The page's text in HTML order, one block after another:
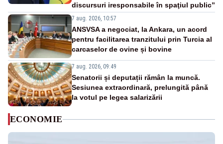
discursuri iresponsabile în spaţiul public”
7 aug. 2026, 10:57
ANSVSA a negociat, la Ankara, un acord
pentru facilitarea tranzitului prin Turcia al
carcaselor de ovine și bovine
7 aug. 2026, 09:49
Senatorii și deputații rămân la muncă.
Sesiunea extraordinară, prelungită până
la votul pe legea salarizării
ECONOMIE